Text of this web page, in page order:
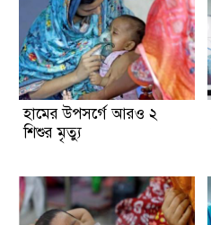
হামের উপসর্গে আরও ২
শিশুর মৃত্যু